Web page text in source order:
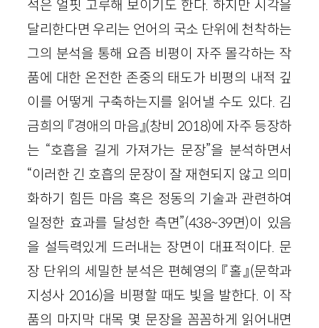
석은 얼핏 고루해 보이기도 한다. 하지만 시각을
달리한다면 우리는 언어의 국소 단위에 천착하는
그의 분석을 통해 요즘 비평이 자주 몰각하는 작
품에 대한 온전한 존중의 태도가 비평의 내적 깊
이를 어떻게 구축하는지를 읽어낼 수도 있다. 김
금희의 『경애의 마음』(창비 2018)에 자주 등장하
는 “호흡을 길게 가져가는 문장”을 분석하면서
“이러한 긴 호흡의 문장이 잘 재현되지 않고 의미
화하기 힘든 마음 혹은 정동의 기술과 관련하여
일정한 효과를 달성한 측면”(438~39면)이 있음
을 설득력있게 드러내는 장면이 대표적이다. 문
장 단위의 세밀한 분석은 편혜영의 『홀』(문학과
지성사 2016)을 비평할 때도 빛을 발한다. 이 작
품의 마지막 대목 몇 문장을 꼼꼼하게 읽어내면